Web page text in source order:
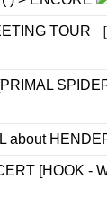
TOUR
about
[HOOK -